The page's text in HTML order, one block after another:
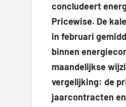
concludeert
Pricewise. De
in februari
binnen
maandelijkse
vergelijking: de
jaarcontracten